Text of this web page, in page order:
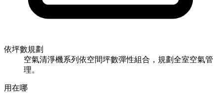
依坪數規劃
空氣清淨機系列依空間坪數彈性組合，規劃全室空氣管
理。
用在哪